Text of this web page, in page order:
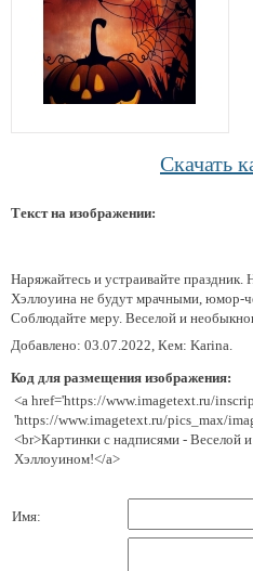
Скачать
Текст на изображении:
Наряжайтесь и устраивайте
Хэллоуина не будут мрачными, юмор-
Соблюдайте меру. Веселой и
Добавлено: 03.07.2022, Кем: Karina.
Код для размещения изображения:
<a href='https://www.imagetext.ru/
'https://www.imagetext.ru/pics_max/
<br>Картинки с надписями - Веселой
Хэллоуином!</a>
Имя: